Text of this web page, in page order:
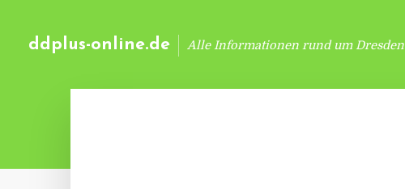
ddplus-online.de Alle Informationen rund um Dresden